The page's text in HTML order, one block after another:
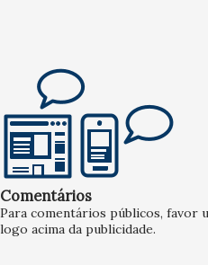
Comentários
Para comentários públicos, favor
logo acima da publicidade.